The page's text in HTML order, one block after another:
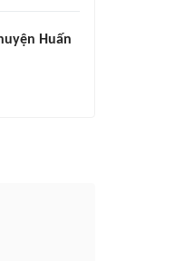
Huấn